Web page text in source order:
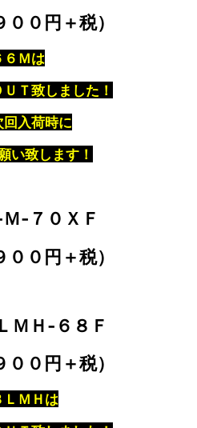
００円＋税）
６Ｍは
Ｔ致しました！
回入荷時に
い致します！
‐７０ＸＦ
００円＋税）
ＭＨ‐６８Ｆ
００円＋税）
ＬＭＨは